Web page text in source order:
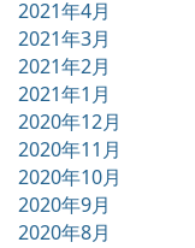
2021年4月
2021年3月
2021年2月
2021年1月
2020年12月
2020年11月
2020年10月
2020年9月
2020年8月